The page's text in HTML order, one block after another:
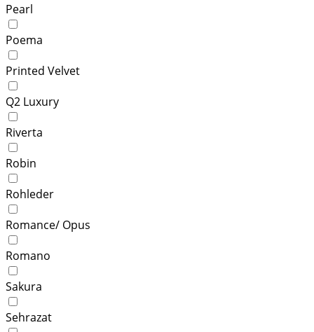
Pearl
Poema
Printed Velvet
Q2 Luxury
Riverta
Robin
Rohleder
Romance/ Opus
Romano
Sakura
Sehrazat